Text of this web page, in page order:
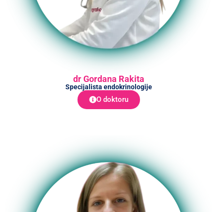
dr Gordana Rakita
Specijalista endokrinologije
O doktoru